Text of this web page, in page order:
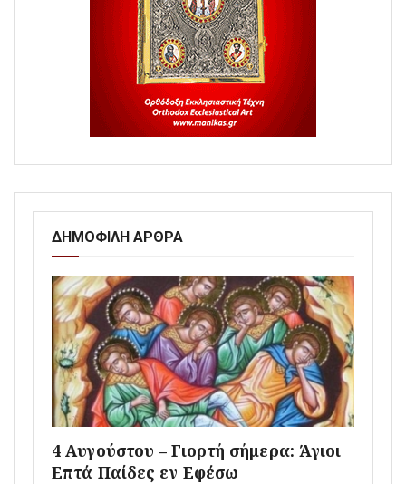
ΔΗΜΟΦΙΛΗ ΑΡΘΡΑ
4 Αυγούστου – Γιορτή σήμερα: Άγιοι
Επτά Παίδες εν Εφέσω